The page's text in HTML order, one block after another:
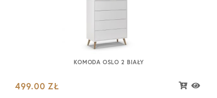
KOMODA OSLO 2 BIAŁY
499.00 ZŁ